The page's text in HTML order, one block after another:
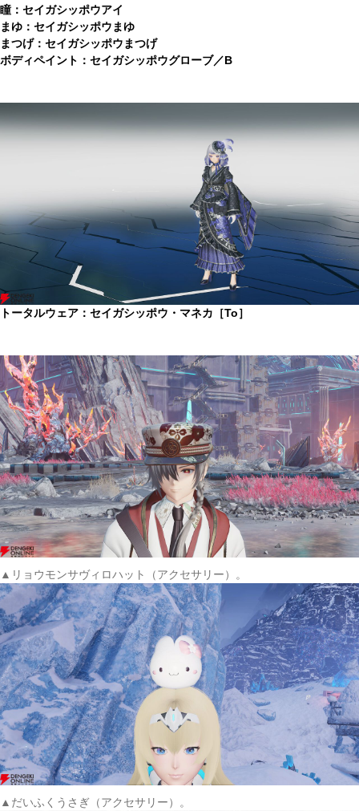
瞳：セイガシッポウアイ
まゆ：セイガシッポウまゆ
まつげ：セイガシッポウまつげ
ボディペイント：セイガシッポウグローブ／B
トータルウェア：セイガシッポウ・マネカ［To］
▲リョウモンサヴィロハット（アクセサリー）。
▲だいふくうさぎ（アクセサリー）。